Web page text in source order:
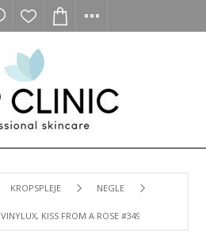
KROPSPLEJE NEGLE
VINYLUX, KISS FROM A ROSE #349